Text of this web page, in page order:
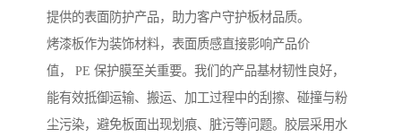
提供的表面防护产品，助力客户守护板材品质。
烤漆板作为装饰材料，表面质感直接影响产品价
值， PE 保护膜至关重要。我们的产品基材韧性良好，
能有效抵御运输、搬运、加工过程中的刮擦、碰撞与粉
尘污染，避免板面出现划痕、脏污等问题。胶层采用水